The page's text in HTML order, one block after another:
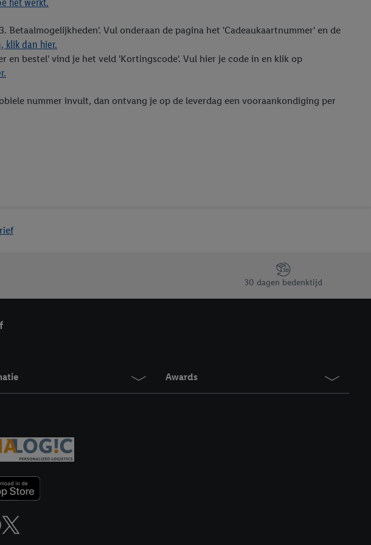
Vul onderaan de pagina het 'Cadeaukaartnummer' en de
klik dan hier.
bestel' vind je het veld 'Kortingscode'. Vul hier je code in en klik op
nummer invult, dan ontvang je op de leverdag een vooraankondiging per
30 dagen bedenktijd
Awards
noodzakelijke cookies en vergelijkbare
doeleinden. Meer informatie,
op elk gewenst moment in te
Lidl website hier.Klikhiervoor meer informatie